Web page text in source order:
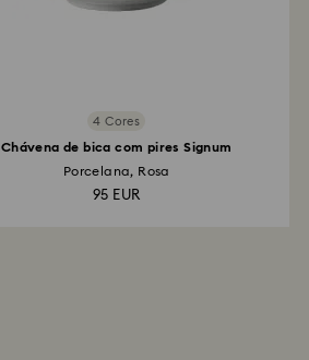
4 Cores
Chávena de bica com pires Signum
Porcelana, Rosa
95 EUR